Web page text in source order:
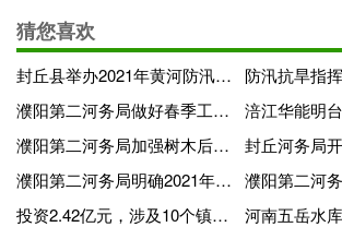
猜您喜欢
封丘县举办2021年黄河防汛行政首长暨群防队伍骨干培训班
濮阳第二河务局做好春季工程管理工作
濮阳第二河务局加强树木后期管护工作
濮阳第二河务局明确2021年“四水同治”工作重点
投资2.42亿元，涉及10个镇街园区 东昌府区引黄灌区农业节水工程建设进展顺利